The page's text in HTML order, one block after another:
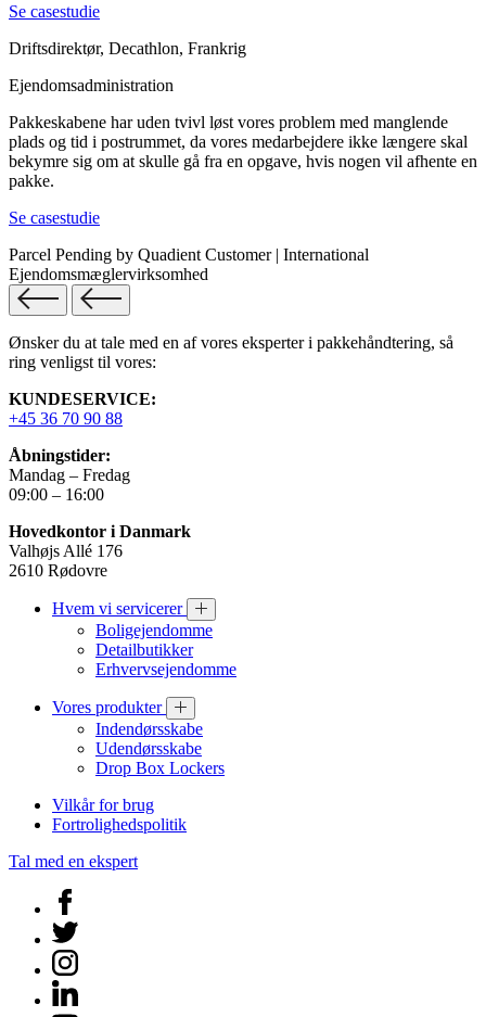
Se casestudie
Driftsdirektør, Decathlon, Frankrig
Ejendomsadministration
Pakkeskabene har uden tvivl løst vores problem med manglende
plads og tid i postrummet, da vores medarbejdere ikke længere skal
bekymre sig om at skulle gå fra en opgave, hvis nogen vil afhente en
pakke.
Se casestudie
Parcel Pending by Quadient Customer | International
Ejendomsmæglervirksomhed
Ønsker du at tale med en af vores eksperter i pakkehåndtering, så
ring venligst til vores:
KUNDESERVICE:
+45 36 70 90 88
Åbningstider:
Mandag – Fredag
09:00 – 16:00
Hovedkontor i Danmark
Valhøjs Allé 176
2610 Rødovre
Hvem vi servicerer
Boligejendomme
Detailbutikker
Erhvervsejendomme
Vores produkter
Indendørsskabe
Udendørsskabe
Drop Box Lockers
Vilkår for brug
Fortrolighedspolitik
Tal med en ekspert